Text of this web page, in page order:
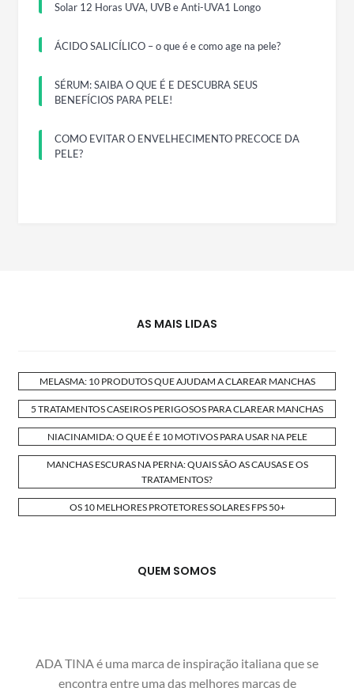
Solar 12 Horas UVA, UVB e Anti-UVA1 Longo
ÁCIDO SALICÍLICO – o que é e como age na pele?
SÉRUM: SAIBA O QUE É E DESCUBRA SEUS
BENEFÍCIOS PARA PELE!
COMO EVITAR O ENVELHECIMENTO PRECOCE DA
PELE?
AS MAIS LIDAS
MELASMA: 10 PRODUTOS QUE AJUDAM A CLAREAR MANCHAS
5 TRATAMENTOS CASEIROS PERIGOSOS PARA CLAREAR MANCHAS
NIACINAMIDA: O QUE É E 10 MOTIVOS PARA USAR NA PELE
MANCHAS ESCURAS NA PERNA: QUAIS SÃO AS CAUSAS E OS
TRATAMENTOS?
OS 10 MELHORES PROTETORES SOLARES FPS 50+
QUEM SOMOS
ADA TINA é uma marca de inspiração italiana que se
encontra entre uma das melhores marcas de